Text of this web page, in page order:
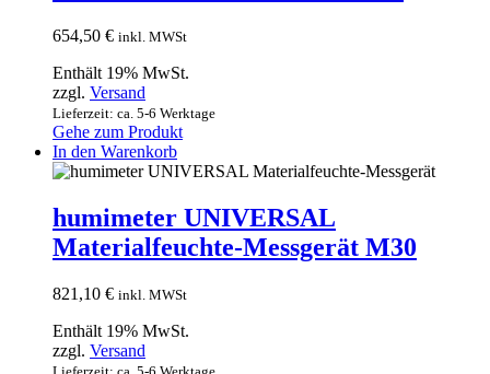
654,50 € inkl. MWSt
Enthält 19% MwSt.
zzgl. Versand
Lieferzeit: ca. 5-6 Werktage
Gehe zum Produkt
In den Warenkorb
humimeter UNIVERSAL
Materialfeuchte-Messgerät M30
821,10 € inkl. MWSt
Enthält 19% MwSt.
zzgl. Versand